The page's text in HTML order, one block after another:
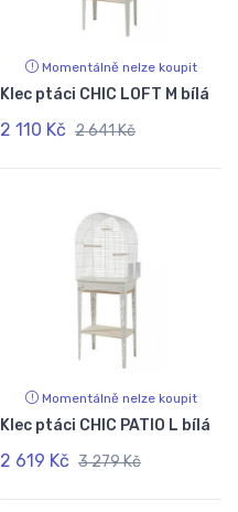
Momentálně nelze koupit
Klec ptáci CHIC LOFT M bílá
2 110 Kč 2 641 Kč
Momentálně nelze koupit
Klec ptáci CHIC PATIO L bílá
2 619 Kč 3 279 Kč